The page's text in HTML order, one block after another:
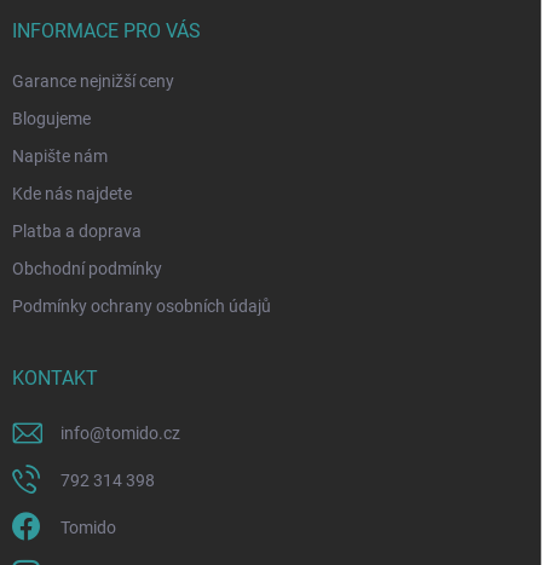
INFORMACE PRO VÁS
Garance nejnižší ceny
Blogujeme
Napište nám
Kde nás najdete
Platba a doprava
Obchodní podmínky
Podmínky ochrany osobních údajů
KONTAKT
info@tomido.cz
792 314 398
Tomido